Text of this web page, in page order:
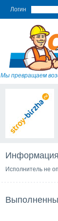
Логин
Мы превращаем
Информация
Исполнитель не